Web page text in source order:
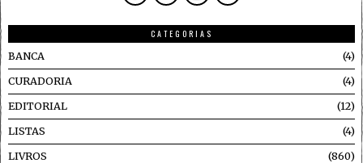
CATEGORIAS
BANCA
4
CURADORIA 4
EDITORIAL 12
LISTAS 4
LIVROS 860